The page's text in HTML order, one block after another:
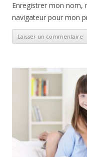
Enregistrer mon nom,
navigateur pour mon